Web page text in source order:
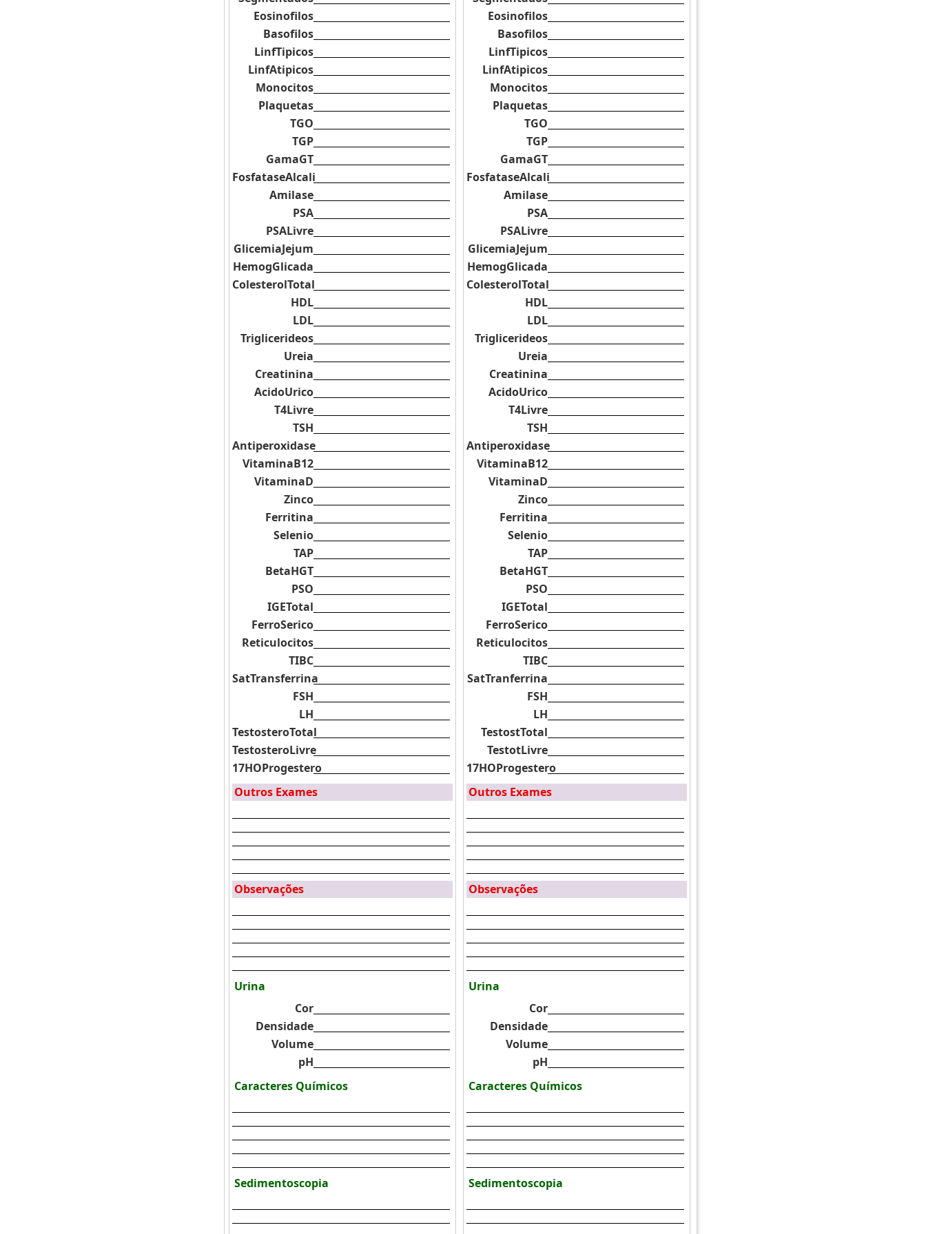
Eosinofilos
Basofilos
LinfTipicos
LinfAtipicos
Monocitos
Plaquetas
TGO
TGP
GamaGT
FosfataseAlcali
Amilase
PSA
PSALivre
GlicemiaJejum
HemogGlicada
ColesterolTotal
HDL
LDL
Triglicerideos
Ureia
Creatinina
AcidoUrico
T4Livre
TSH
Antiperoxidase
VitaminaB12
VitaminaD
Zinco
Ferritina
Selenio
TAP
BetaHGT
PSO
IGETotal
FerroSerico
Reticulocitos
TIBC
SatTransferrina
FSH
LH
TestosteroTotal
TestosteroLivre
17HOProgestero
Outros Exames
Observações
Urina
Cor
Densidade
Volume
pH
Caracteres Químicos
Sedimentoscopia
Eosinofilos
Basofilos
LinfTipicos
LinfAtipicos
Monocitos
Plaquetas
TGO
TGP
GamaGT
FosfataseAlcali
Amilase
PSA
PSALivre
GlicemiaJejum
HemogGlicada
ColesterolTotal
HDL
LDL
Triglicerideos
Ureia
Creatinina
AcidoUrico
T4Livre
TSH
Antiperoxidase
VitaminaB12
VitaminaD
Zinco
Ferritina
Selenio
TAP
BetaHGT
PSO
IGETotal
FerroSerico
Reticulocitos
TIBC
SatTranferrina
FSH
LH
TestostTotal
TestotLivre
17HOProgestero
Outros Exames
Observações
Urina
Cor
Densidade
Volume
pH
Caracteres Químicos
Sedimentoscopia